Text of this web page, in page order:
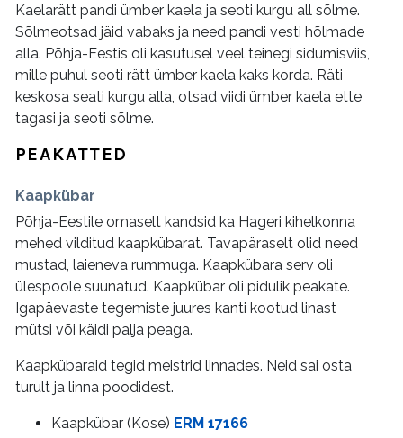
Kaelarätt pandi ümber kaela ja seoti kurgu all sõlme.
Sõlmeotsad jäid vabaks ja need pandi vesti hõlmade
alla. Põhja-Eestis oli kasutusel veel teinegi sidumisviis,
mille puhul seoti rätt ümber kaela kaks korda. Räti
keskosa seati kurgu alla, otsad viidi ümber kaela ette
tagasi ja seoti sõlme.
PEAKATTED
Kaapkübar
Põhja-Eestile omaselt kandsid ka Hageri kihelkonna
mehed vilditud kaapkübarat. Tavapäraselt olid need
mustad, laieneva rummuga. Kaapkübara serv oli
ülespoole suunatud. Kaapkübar oli pidulik peakate.
Igapäevaste tegemiste juures kanti kootud linast
mütsi või käidi palja peaga.
Kaapkübaraid tegid meistrid linnades. Neid sai osta
turult ja linna poodidest.
Kaapkübar (Kose) ERM 17166